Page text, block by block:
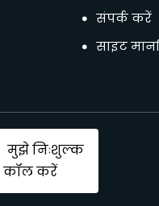
संपर्क करें
साइट
मुझे निःशुल्क
कॉल करें